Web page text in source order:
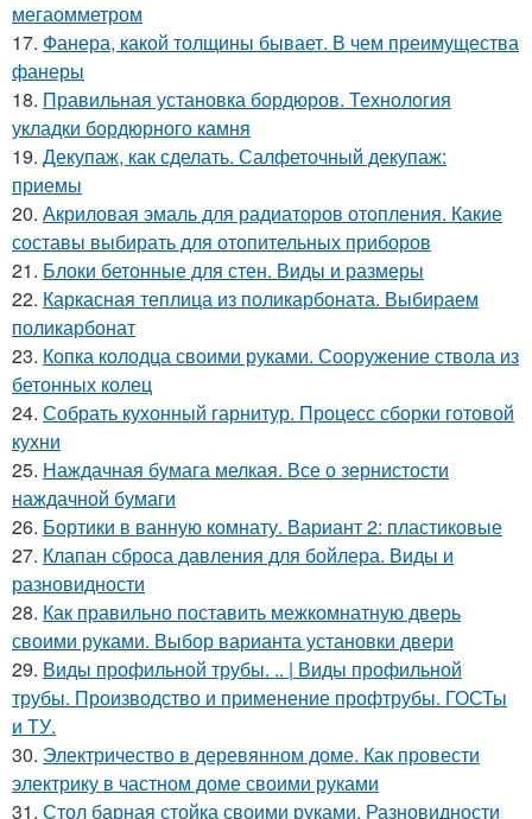
мегаомметром
17. Фанера, какой толщины бывает. В чем преимущества
фанеры
18. Правильная установка бордюров. Технология
укладки бордюрного камня
19. Декупаж, как сделать. Салфеточный декупаж:
приемы
20. Акриловая эмаль для радиаторов отопления. Какие
составы выбирать для отопительных приборов
21. Блоки бетонные для стен. Виды и размеры
22. Каркасная теплица из поликарбоната. Выбираем
поликарбонат
23. Копка колодца своими руками. Сооружение ствола из
бетонных колец
24. Собрать кухонный гарнитур. Процесс сборки готовой
кухни
25. Наждачная бумага мелкая. Все о зернистости
наждачной бумаги
26. Бортики в ванную комнату. Вариант 2: пластиковые
27. Клапан сброса давления для бойлера. Виды и
разновидности
28. Как правильно поставить межкомнатную дверь
своими руками. Выбор варианта установки двери
29. Виды профильной трубы. .. | Виды профильной
трубы. Производство и применение профтрубы. ГОСТы
и ТУ.
30. Электричество в деревянном доме. Как провести
электрику в частном доме своими руками
31. Стол барная стойка своими руками. Разновидности